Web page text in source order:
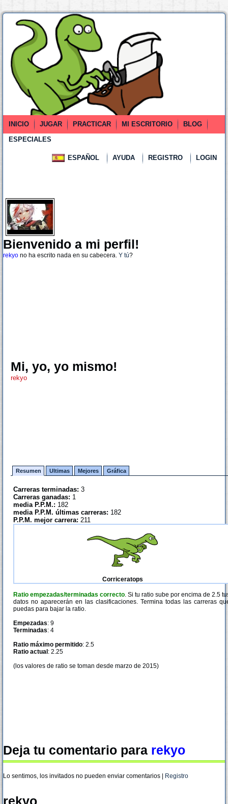
INICIO JUGAR PRACTICAR MI ESCRITORIO
BLOG
ESPECIALES
ESPAÑOL AYUDA REGISTRO LOGIN
Bienvenido a mi perfil!
rekyo no ha escrito nada en su cabecera. Y tú?
Mi, yo, yo mismo!
rekyo
Resumen Ultimas Mejores Gráfica
Carreras terminadas: 3
Carreras ganadas: 1
media P.P.M.: 182
media P.P.M. últimas carreras: 182
P.P.M. mejor carrera: 211
Corriceratops
Ratio empezadas/terminadas correcto. Si tu ratio sube por encima de 2.5
datos no aparecerán en las clasificaciones. Termina todas las carreras
puedas para bajar la ratio.
Empezadas: 9
Terminadas: 4
Ratio máximo permitido: 2.5
Ratio actual : 2.25
(los valores de ratio se toman desde marzo de 2015)
Deja tu comentario para rekyo
Lo sentimos, los invitados no pueden enviar comentarios | Registro
rekyo